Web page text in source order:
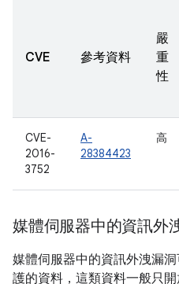
CVE 參考資料
嚴
重
性
CVE-
2016-
3752
A-
28384423
高
媒體伺服器中的資訊外
媒體伺服器中的資訊外洩漏
護的資料，這類資料一般只